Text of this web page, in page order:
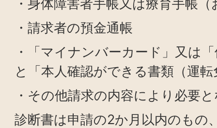
・身体障害者手帳又は療育手帳
・請求者の預金通帳
・「マイナンバーカード」又は
と「本人確認ができる書類（運
・その他請求の内容により必要
診断書は申請の2か月以内のもの